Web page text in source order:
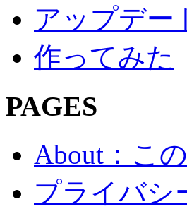
アップデー
作ってみた
PAGES
About：こ
プライバシ